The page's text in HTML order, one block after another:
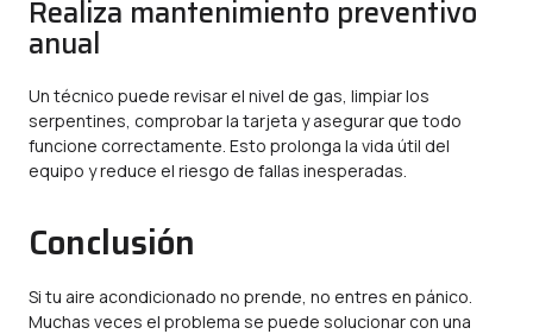
Realiza mantenimiento preventivo
anual
Un técnico puede revisar el nivel de gas, limpiar los
serpentines, comprobar la tarjeta y asegurar que todo
funcione correctamente. Esto prolonga la vida útil del
equipo y reduce el riesgo de fallas inesperadas.
Conclusión
Si tu aire acondicionado no prende, no entres en pánico.
Muchas veces el problema se puede solucionar con una